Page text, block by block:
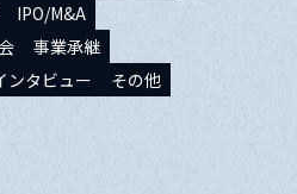
IPO/M&A
事業承継
ンタビュー
その他